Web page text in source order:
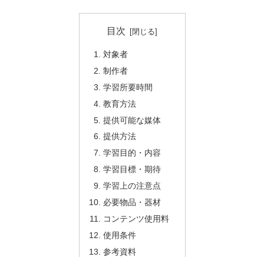
目次
対象者
制作者
学習所要時間
教育方法
提供可能な媒体
提供方法
学習目的・内容
学習目標・期待
学習上の注意点
必要物品・器材
コンテンツ使用料
使用条件
参考資料